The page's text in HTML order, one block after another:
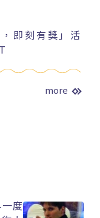
即刻有獎」活
more
度